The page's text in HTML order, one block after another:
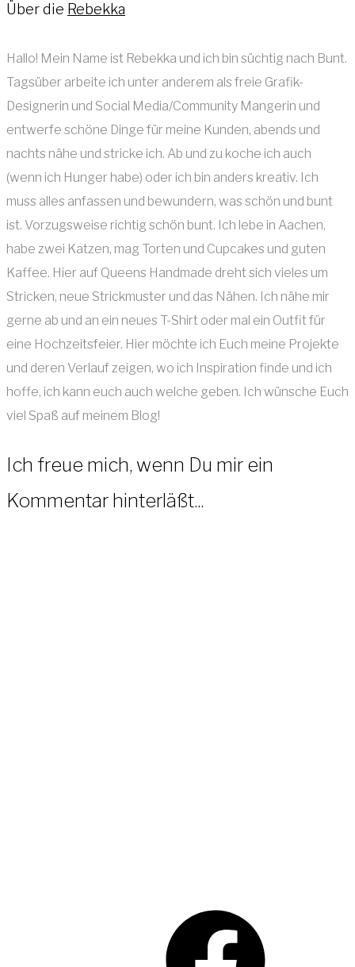
Über die Rebekka
Hallo! Mein Name ist Rebekka und ich bin süchtig nach Bunt.
Tagsüber arbeite ich unter anderem als freie Grafik-
Designerin und Social Media/Community Mangerin und
entwerfe schöne Dinge für meine Kunden, abends und
nachts nähe und stricke ich. Ab und zu koche ich auch
(wenn ich Hunger habe) oder ich bin anders kreativ. Ich
muss alles anfassen und bewundern, was schön und bunt
ist. Vorzugsweise richtig schön bunt. Ich lebe in Aachen,
habe zwei Katzen, mag Torten und Cupcakes und guten
Kaffee. Hier auf Queens Handmade dreht sich vieles um
Stricken, neue Strickmuster und das Nähen. Ich nähe mir
gerne ab und an ein neues T-Shirt oder mal ein Outfit für
eine Hochzeitsfeier. Hier möchte ich Euch meine Projekte
und deren Verlauf zeigen, wo ich Inspiration finde und ich
hoffe, ich kann euch auch welche geben. Ich wünsche Euch
viel Spaß auf meinem Blog!
Ich freue mich, wenn Du mir ein
Kommentar hinterläßt...